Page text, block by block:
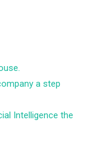
a step
Intelligence the